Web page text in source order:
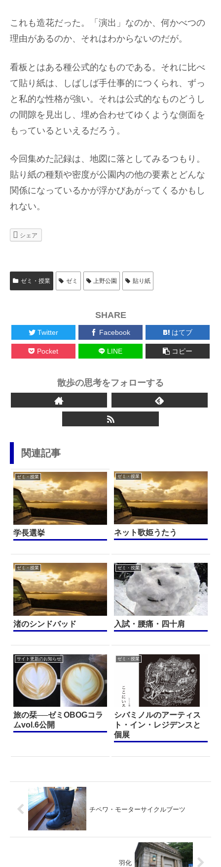
これも造花だった。「演出」なのか、何かべつの
理由があるのか、それはわからないのだが。
看板とはある種公式的なものである。それに比べ
て貼り紙は、しばしば手仕事的につくられ、ずっ
と私的な性格が強い。それは公式的なものどうし
の間隙を見出し、埋め合わせてゆくような側面を
もっているといえるだろう。
今回集めた記録は、地図に落としてみるつもり。
貼り紙の種類や密度が公園内の他の要素とどんな
関係になっているかが浮かびあがってくるかもし
れない。
シェア
ゼミ・授業 ゼミ 上野公園 貼り紙
SHARE
Twitter Facebook はてブ
Pocket LINE コピー
散歩の思考をフォローする
関連記事
ゼミ・授業
学長選挙
ゼミ・授業
ネット歌姫うたう
ゼミ・授業
渚のシンドバッド
ゼミ・授業
入試・腰痛・四十肩
サイト更新のお知らせ
旅の栞──ゼミOBOGコラ
ムvol.6公開
ゼミ・授業
シバミノルのアーティス
ト・イン・レジデンスと
個展
チペワ・モーターサイクルブーツ
羽化